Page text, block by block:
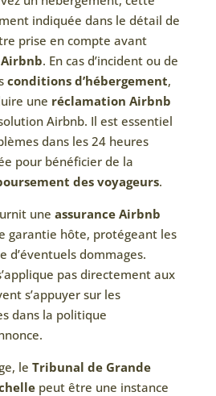
indiquée dans le détail de
prise en compte avant
. En cas d’incident ou de
conditions d’hébergement,
une réclamation Airbnb
Airbnb. Il est essentiel
dans les 24 heures
pour bénéficier de la
des voyageurs.
une assurance Airbnb
garantie hôte, protégeant les
d’éventuels dommages.
pas directement aux
s’appuyer sur les
dans la politique
le Tribunal de Grande
peut être une instance